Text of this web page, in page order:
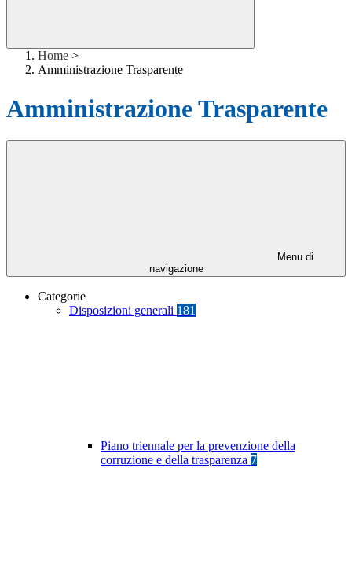
Home >
Amministrazione Trasparente
Amministrazione Trasparente
Menu di
navigazione
Categorie
Disposizioni generali 181
Piano triennale per la prevenzione della
corruzione e della trasparenza 7